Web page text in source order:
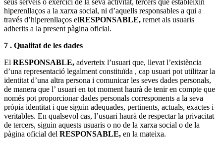
seus serveis o exercici de la seva activitat, tercers que estableixin
hiperenllaços a la xarxa social, ni d’aquells responsables a qui a
través d’hiperenllaços elRESPONSABLE, remet als usuaris
adherits a la present pàgina oficial.
7 . Qualitat de les dades
El RESPONSABLE, adverteix l’usuari que, llevat l’existència
d’una representació legalment constituïda , cap usuari pot utilitzar la
identitat d’una altra persona i comunicar les seves dades personals,
de manera que l’ usuari en tot moment haurà de tenir en compte que
només pot proporcionar dades personals corresponents a la seva
pròpia identitat i que siguin adequades, pertinents, actuals, exactes i
veritables. En qualsevol cas, l’usuari haurà de respectar la privacitat
de tercers, siguin aquests usuaris o no de la xarxa social o de la
pàgina oficial del RESPONSABLE, en la mateixa.